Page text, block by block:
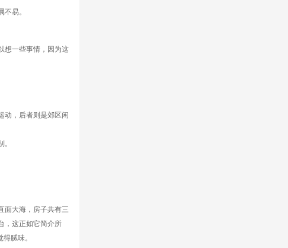
易。
想一些事情，因为这
动，后者则是郊区闲
面大海，房子共有三
，这正如它简介所
腻味。